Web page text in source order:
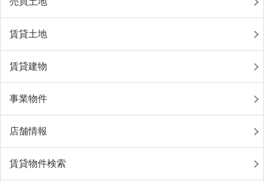
賃貸土地
賃貸建物
事業物件
店舗情報
賃貸物件検索